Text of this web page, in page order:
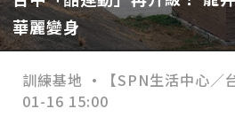
套急診檢傷系統
世足》姆巴佩梅開二度破隊史
加爾奪世界盃開門紅
搶攻端午連假人潮 臺北天文館
客
台中》萬豐國小奪少棒全國冠
500萬經費缺口
蕭美琴視察帛琉Malakal島開發
醫療合作
婦人眼角冒水皰確診帶狀皰疹
解失明與腦炎危機
參山處「梨山原民歌舞與工藝
車 串聯桃園、南寮美景一覽無
休閒觀光 •【SPN生活中心／
02-09 14:00
華麗變身
訓練基地 •【SPN生活中心／
01-16 15:00
前啟用
訓練基地 •【SPN地方中心／
01-15 12:00
中車站 閃電狼、苔苔熱力開戰
商業活動 | 2025-09-25 00:00
發60萬獎金！
商業活動 •記者翁清雅/台中
18:12
超越其他3大滿貫賽
市場趨勢 •外電綜合報導 |
交流與合作
市場趨勢 •SPN體壇脈動／評
00:00